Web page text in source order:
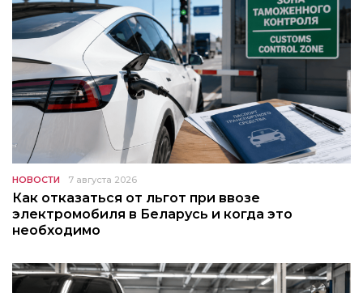
НОВОСТИ 7 августа 2026
Как отказаться от льгот при ввозе
электромобиля в Беларусь и когда это
необходимо